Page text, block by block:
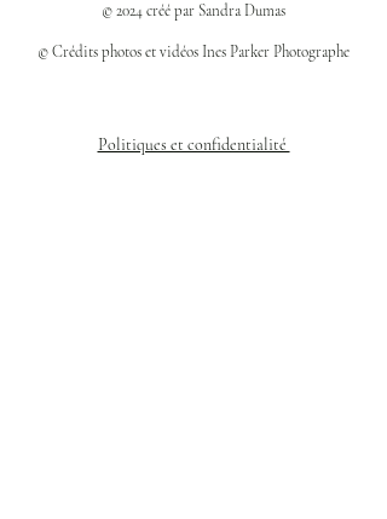
© 2024 créé par Sandra Dumas
© Crédits photos et vidéos Ines Parker Photographe
Politiques et confidentialité